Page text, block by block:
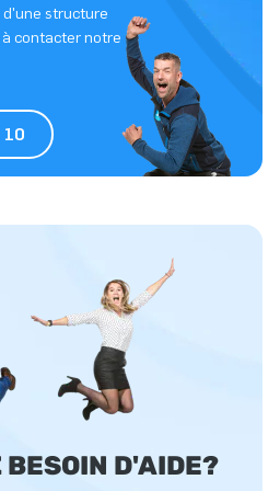
structure
contacter notre
10
BESOIN D'AIDE?